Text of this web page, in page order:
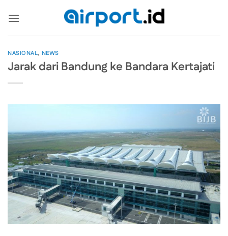
NASIONAL, NEWS
Jarak dari Bandung ke Bandara Kertajati